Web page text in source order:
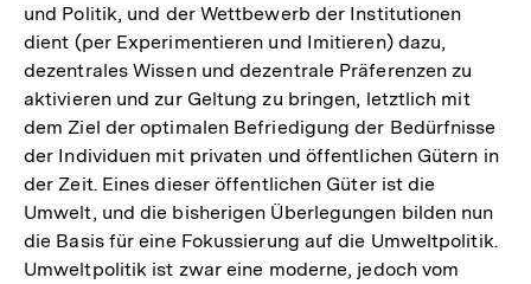
und Politik, und der Wettbewerb der Institutionen
dient (per Experimentieren und Imitieren) dazu,
dezentrales Wissen und dezentrale Präferenzen zu
aktivieren und zur Geltung zu bringen, letztlich mit
dem Ziel der optimalen Befriedigung der Bedürfnisse
der Individuen mit privaten und öffentlichen Gütern in
der Zeit. Eines dieser öffentlichen Güter ist die
Umwelt, und die bisherigen Überlegungen bilden nun
die Basis für eine Fokussierung auf die Umweltpolitik.
Umweltpolitik ist zwar eine moderne, jedoch vom